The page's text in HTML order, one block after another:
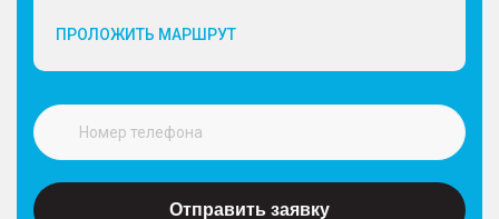
ПРОЛОЖИТЬ МАРШРУТ
Отправить заявку